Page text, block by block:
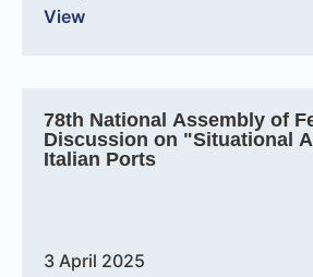
View
78th National Assembly of
Discussion on "Situational
Italian Ports
3 April 2025